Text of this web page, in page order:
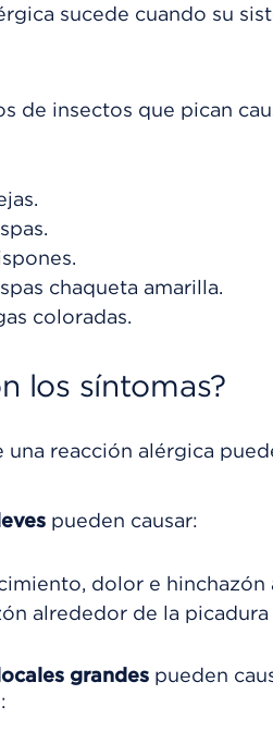
sucede cuando su
de insectos que pican
chaqueta amarilla.
coloradas.
los síntomas?
una reacción alérgica
pueden causar:
dolor e hinchazón
alrededor de la
grandes pueden